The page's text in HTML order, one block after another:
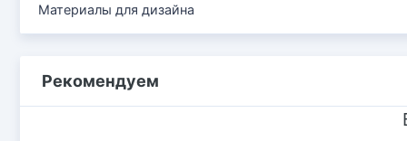
Материалы для дизайна
Рекомендуем